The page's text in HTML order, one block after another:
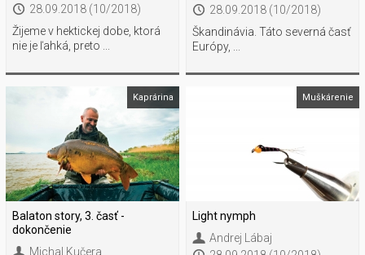
28.09.2018 (10/2018)
Žijeme v hektickej dobe, ktorá
nie je ľahká, preto ...
28.09.2018 (10/2018)
Škandinávia. Táto severná časť
Európy, ...
Kaprárina
Balaton story, 3. časť -
dokončenie
Michal Kučera
Muškárenie
Light nymph
Andrej Lábaj